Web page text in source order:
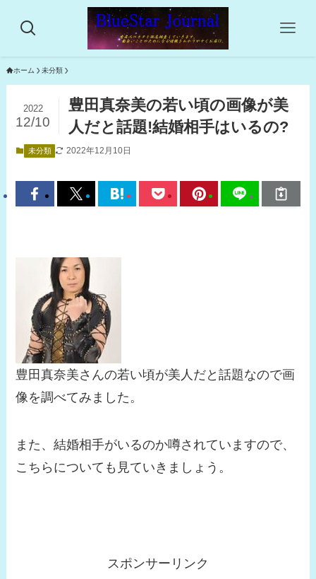
ホーム 未分類
豊田真奈美の若い頃の画像が美
人だと話題!結婚相手はいるの?
2022
12/10
未分類 2022年12月10日
豊田真奈美さんの若い頃が美人だと話題なので画
像を調べてみました。
また、結婚相手がいるのか噂されていますので、
こちらについても見ていきましょう。
スポンサーリンク